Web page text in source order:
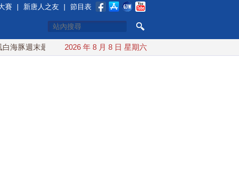
賽 | 新唐人之友 | 節目表
豚週末最接近台灣 最快9日可能登陸中國
2026 年 8 月 8 日 星期六